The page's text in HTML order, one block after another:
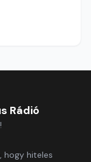
Rádió
hogy hiteles